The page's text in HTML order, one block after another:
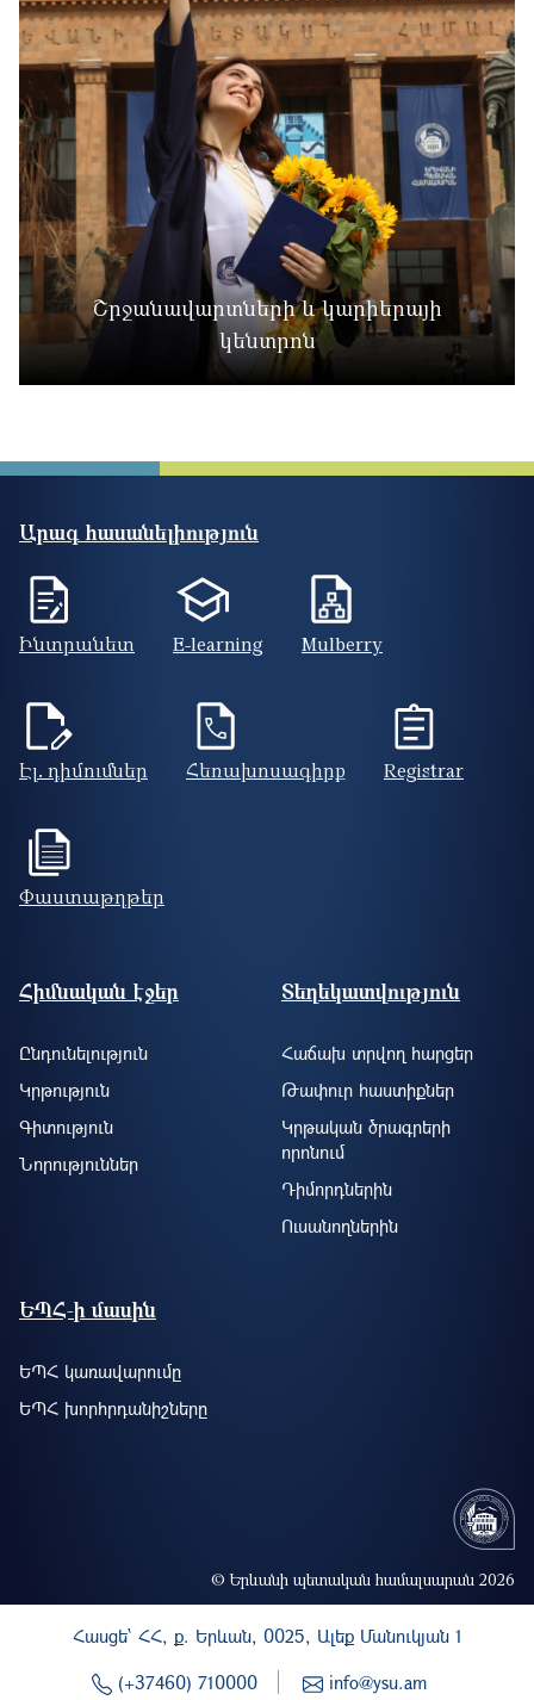
Շրջանավարտների և կարիերայի
կենտրոն
Ինտրանետ E-learning Mulberry
Էլ. դիմումներ Հեռախոսագիրք Registrar
Փաստաթղթեր
Կրթություն
Գիտություն
Նորություններ
Թափուր հաստիքներ
Կրթական ծրագրերի
որոնում
Դիմորդներին
Ուսանողներին
ԵՊՀ խորհրդանիշները
© Երևանի պետական համալսարան 2026
Հասցե` ՀՀ, ք. Երևան, 0025, Ալեք Մանուկյան 1
(+37460) 710000
info@ysu.am